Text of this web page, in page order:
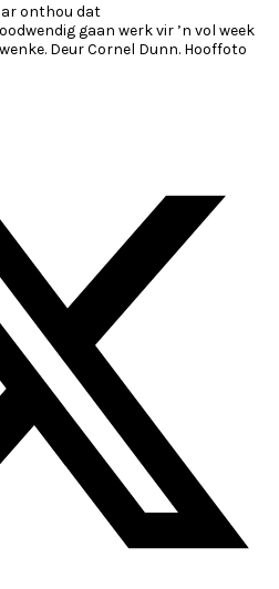
onthou dat
gaan werk vir ’n vol week
Deur Cornel Dunn. Hooffoto